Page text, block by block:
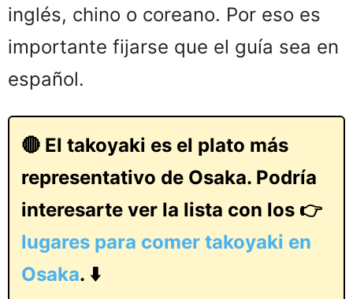
inglés, chino o coreano. Por eso es
importante fijarse que el guía sea en
español.
🔴 El takoyaki es el plato más
representativo de Osaka. Podría
interesarte ver la lista con los 👉
lugares para comer takoyaki en
Osaka. ⬇️